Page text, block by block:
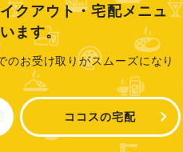
クアウト・宅配メニュ
ます。
のお受け取りがスムーズになり
ココスの宅配